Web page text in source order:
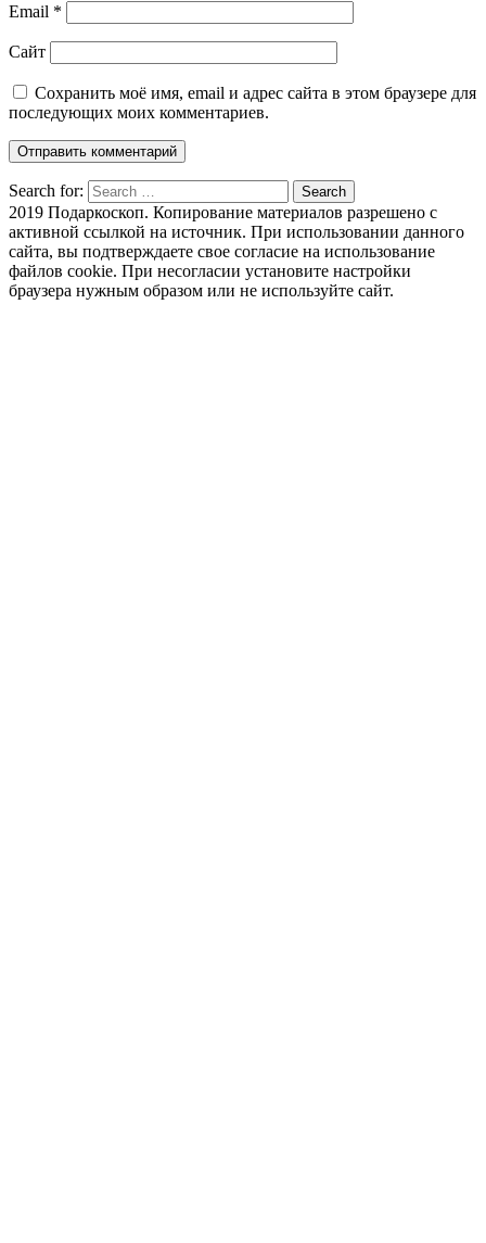
Email *
Сайт
Сохранить моё имя, email и адрес сайта в этом браузере для
последующих моих комментариев.
Search for: Search
2019 Подаркоскоп. Копирование материалов разрешено с
активной ссылкой на источник. При использовании данного
сайта, вы подтверждаете свое согласие на использование
файлов cookie. При несогласии установите настройки
браузера нужным образом или не используйте сайт.